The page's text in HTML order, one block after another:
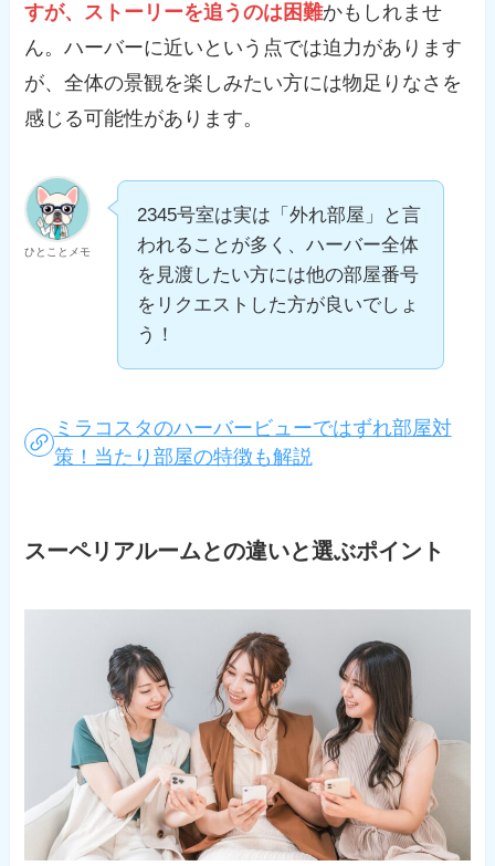
すが、ストーリーを追うのは困難かもしれませ
ん。ハーバーに近いという点では迫力があります
が、全体の景観を楽しみたい方には物足りなさを
感じる可能性があります。
ひとことメモ
2345号室は実は「外れ部屋」と言
われることが多く、ハーバー全体
を見渡したい方には他の部屋番号
をリクエストした方が良いでしょ
う！
ミラコスタのハーバービューではずれ部屋対
策！当たり部屋の特徴も解説
スーペリアルームとの違いと選ぶポイント